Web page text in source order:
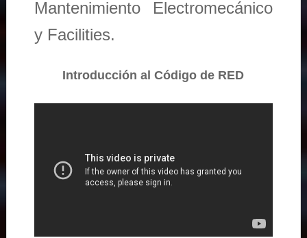
Mantenimiento Electromecánico
y Facilities.
Introducción al Código de RED